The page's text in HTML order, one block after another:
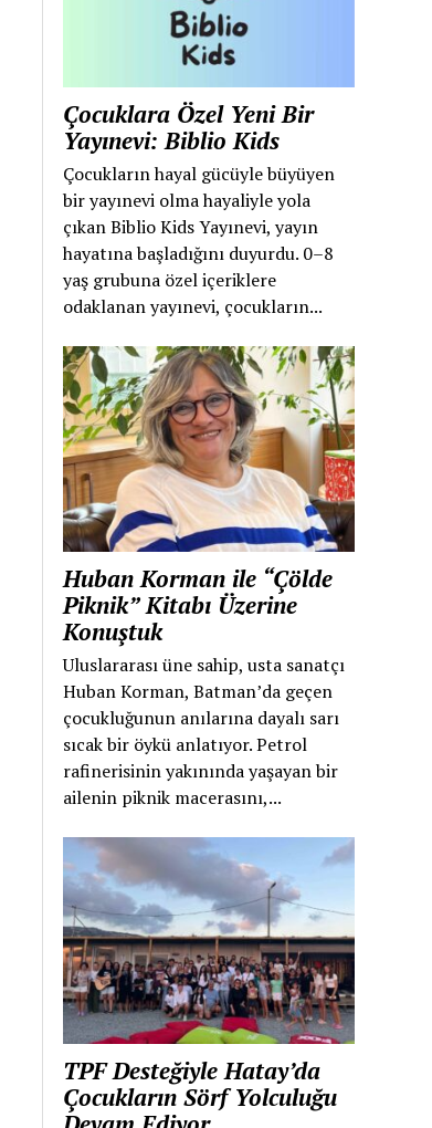
Çocuklara Özel Yeni Bir
Yayınevi: Biblio Kids
Çocukların hayal gücüyle büyüyen
bir yayınevi olma hayaliyle yola
çıkan Biblio Kids Yayınevi, yayın
hayatına başladığını duyurdu. 0–8
yaş grubuna özel içeriklere
odaklanan yayınevi, çocukların...
Huban Korman ile “Çölde
Piknik” Kitabı Üzerine
Konuştuk
Uluslararası üne sahip, usta sanatçı
Huban Korman, Batman’da geçen
çocukluğunun anılarına dayalı sarı
sıcak bir öykü anlatıyor. Petrol
rafinerisinin yakınında yaşayan bir
ailenin piknik macerasını,...
TPF Desteğiyle Hatay’da
Çocukların Sörf Yolculuğu